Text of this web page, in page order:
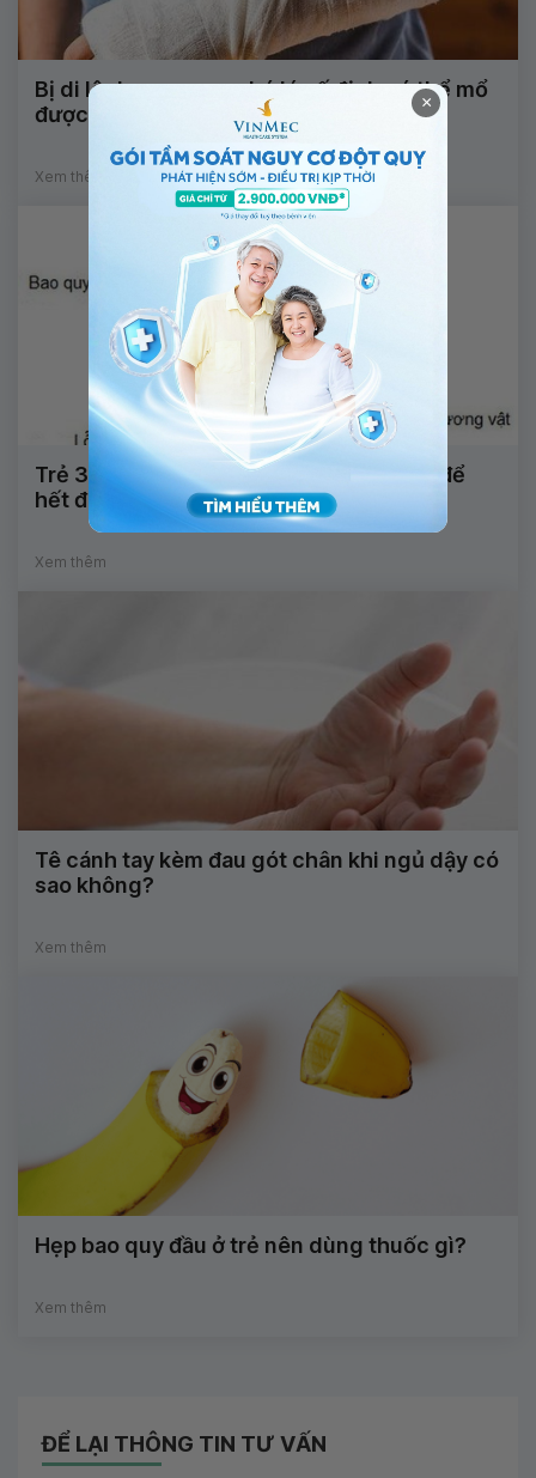
Bị di lệch xương sau bó lá cố định có thể mổ
được không?
Xem thêm
Trẻ 3 tuổi nong bao quy đầu nên làm gì để
hết đau và vết thương nhanh lành?
Xem thêm
Tê cánh tay kèm đau gót chân khi ngủ dậy có
sao không?
Xem thêm
Hẹp bao quy đầu ở trẻ nên dùng thuốc gì?
Xem thêm
ĐỂ LẠI THÔNG TIN TƯ VẤN
×